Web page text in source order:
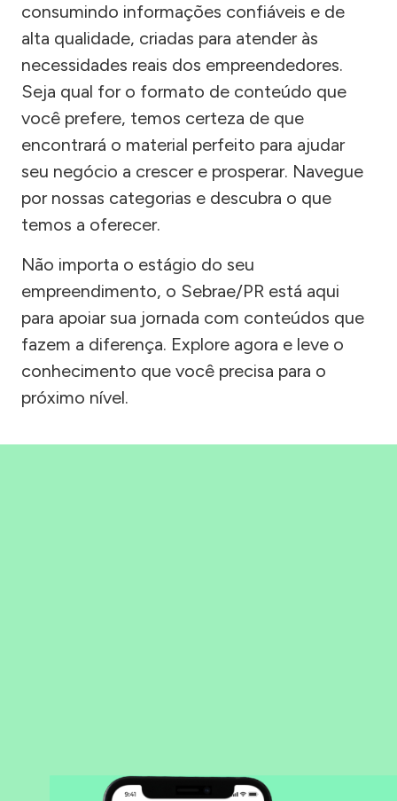
consumindo informações confiáveis e de
alta qualidade, criadas para atender às
necessidades reais dos empreendedores.
Seja qual for o formato de conteúdo que
você prefere, temos certeza de que
encontrará o material perfeito para ajudar
seu negócio a crescer e prosperar. Navegue
por nossas categorias e descubra o que
temos a oferecer.
Não importa o estágio do seu
empreendimento, o Sebrae/PR está aqui
para apoiar sua jornada com conteúdos que
fazem a diferença. Explore agora e leve o
conhecimento que você precisa para o
próximo nível.